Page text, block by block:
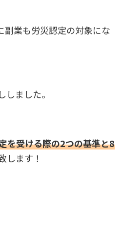
副業も労災認定の対象にな
しました。
を受ける際の2つの基準と8
します！